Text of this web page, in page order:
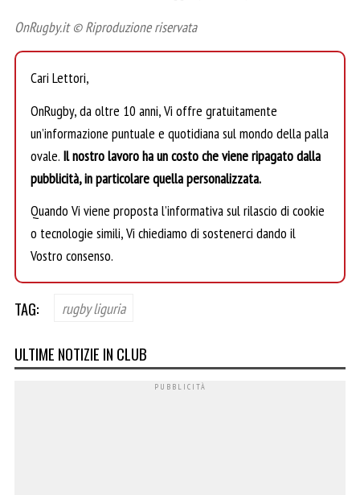
OnRugby.it © Riproduzione riservata
Cari Lettori,
OnRugby, da oltre 10 anni, Vi offre gratuitamente
un’informazione puntuale e quotidiana sul mondo della palla
ovale. Il nostro lavoro ha un costo che viene ripagato dalla
pubblicità, in particolare quella personalizzata.
Quando Vi viene proposta l’informativa sul rilascio di cookie
o tecnologie simili, Vi chiediamo di sostenerci dando il
Vostro consenso.
TAG: rugby liguria
ULTIME NOTIZIE IN CLUB